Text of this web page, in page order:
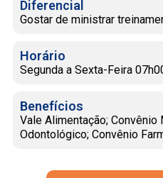
Diferencial
Gostar de ministrar
Horário
Segunda a Sexta-Feira
Benefícios
Vale Alimentação; Convênio
Odontológico; Convênio